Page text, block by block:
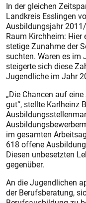
In der gleichen
Landkreis Esslingen
Ausbildungsjahr
Raum Kirchheim: Hier
stetige Zunahme der
suchten. Waren es im
steigerte sich diese
Jugendliche im Jahr
„Die Chancen auf
gut“, stellte Karlheinz
im gesamten
618 offene
Diesen unbesetzten
gegenüber.
An die Jugendlichen
der Berufsberatung,